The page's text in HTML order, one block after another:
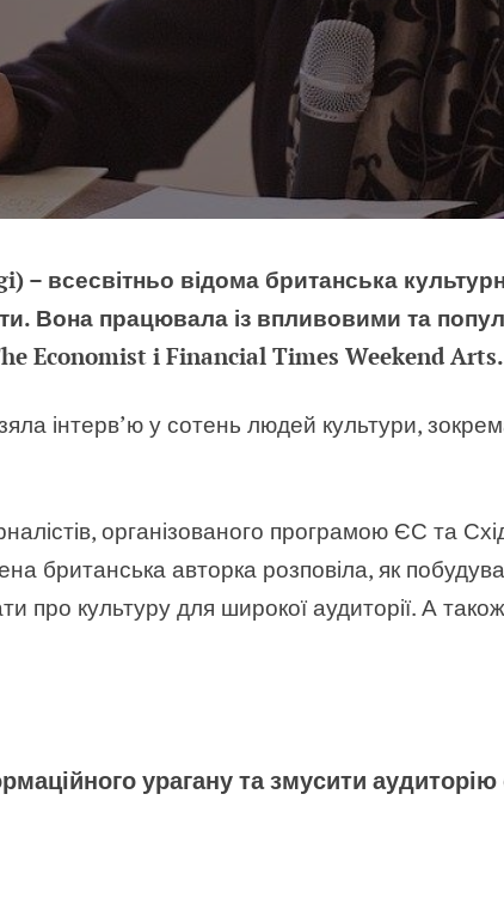
– всесвітньо відома британська
Вона працювала із впливовими та
Economist i Financial Times Weekend Arts.
інтерв’ю у сотень людей культури,
організованого програмою ЄС та
британська авторка розповіла, як
про культуру для широкої аудиторії. А
урагану та змусити